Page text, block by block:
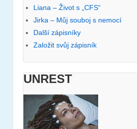
Liana – Život s „CFS“
Jirka – Můj souboj s nemocí
Další zápisníky
Založit svůj zápisník
UNREST